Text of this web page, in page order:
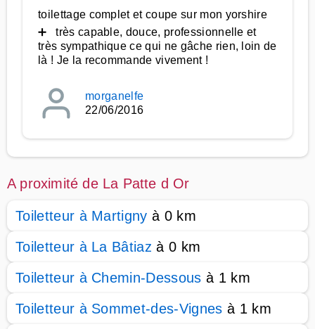
toilettage complet et coupe sur mon yorshire
➕ très capable, douce, professionnelle et
très sympathique ce qui ne gâche rien, loin de
là ! Je la recommande vivement !
morganelfe
22/06/2016
A proximité de La Patte d Or
Toiletteur à Martigny à 0 km
Toiletteur à La Bâtiaz à 0 km
Toiletteur à Chemin-Dessous à 1 km
Toiletteur à Sommet-des-Vignes à 1 km